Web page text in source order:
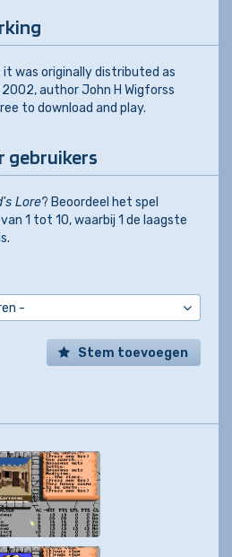
it was originally distributed as
author John H Wigforss
to download and play.
gebruikers
Lore? Beoordeel het spel
1 tot 10, waarbij 1 de laagste
Stem toevoegen